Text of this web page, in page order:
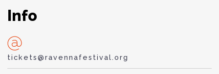
Info
tickets@ravennafestival.org